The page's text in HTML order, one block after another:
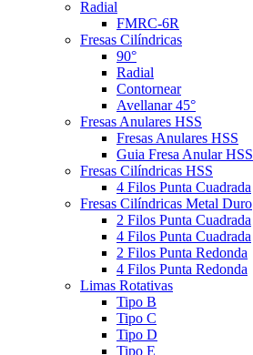
Radial
FMRC-6R
Fresas Cilíndricas
90°
Radial
Contornear
Avellanar 45°
Fresas Anulares HSS
Fresas Anulares HSS
Guia Fresa Anular HSS
Fresas Cilíndricas HSS
4 Filos Punta Cuadrada
Fresas Cilíndricas Metal Duro
2 Filos Punta Cuadrada
4 Filos Punta Cuadrada
2 Filos Punta Redonda
4 Filos Punta Redonda
Limas Rotativas
Tipo B
Tipo C
Tipo D
Tipo E